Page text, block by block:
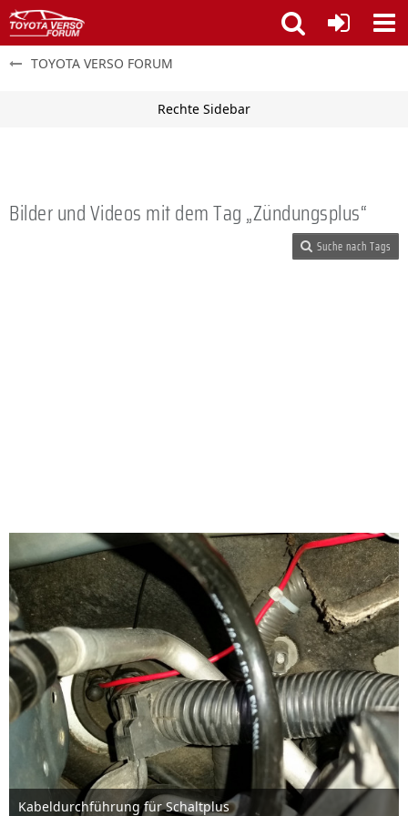
TOYOTA VERSO FORUM
Bilder und Videos mit dem Tag „Zündungsplus“
Suche nach Tags
Kabeldurchführung für Schaltplus